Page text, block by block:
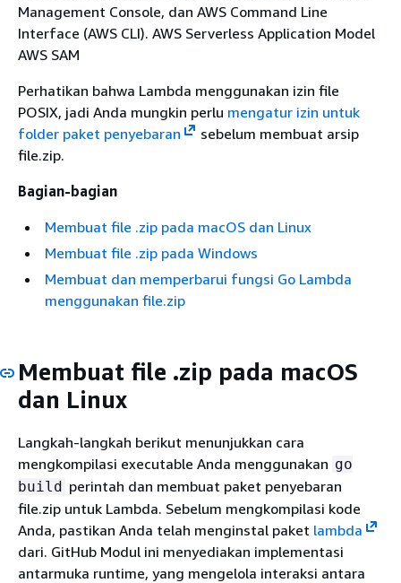
Management Console, dan AWS Command Line
Interface (AWS CLI). AWS Serverless Application Model
AWS SAM
Perhatikan bahwa Lambda menggunakan izin file
POSIX, jadi Anda mungkin perlu mengatur izin untuk
folder paket penyebaran
sebelum membuat arsip
file.zip.
Bagian-bagian
Membuat file .zip pada macOS dan Linux
Membuat file .zip pada Windows
Membuat dan memperbarui fungsi Go Lambda
menggunakan file.zip
Membuat file .zip pada macOS
dan Linux
Langkah-langkah berikut menunjukkan cara
mengkompilasi executable Anda menggunakan go
build perintah dan membuat paket penyebaran
file.zip untuk Lambda. Sebelum mengkompilasi kode
Anda, pastikan Anda telah menginstal paket lambda
dari. GitHub Modul ini menyediakan implementasi
antarmuka runtime, yang mengelola interaksi antara